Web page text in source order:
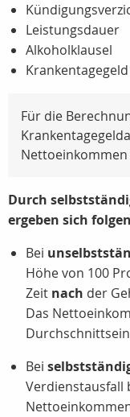
Leistungsdauer
Alkoholklausel
Für die
Durch
ergeben sich
Bei
Höhe von 100
Zeit nach der
Das
Bei
Verdienstausfall